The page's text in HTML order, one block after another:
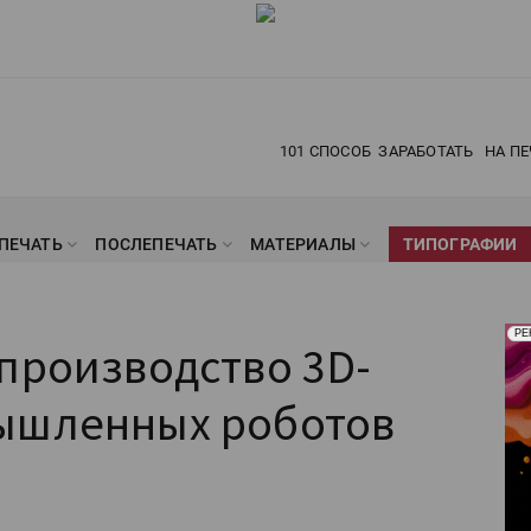
101 СПОСОБ ЗАРАБОТАТЬ НА
ПЕЧАТЬ ПОСЛЕПЕЧАТЬ МАТЕРИАЛЫ ТИПОГРАФИИ
3D-
роботов